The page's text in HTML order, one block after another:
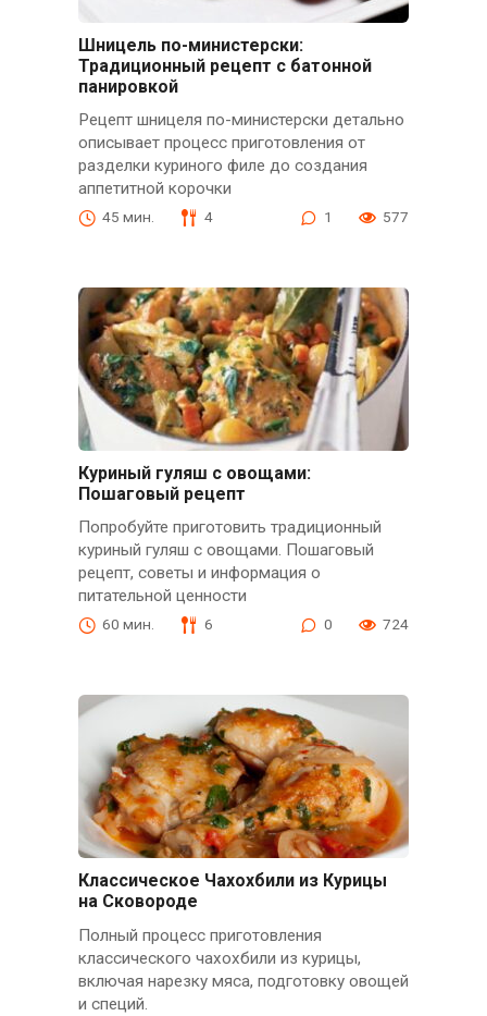
Шницель по-министерски:
Традиционный рецепт с батонной
панировкой
Рецепт шницеля по-министерски детально
описывает процесс приготовления от
разделки куриного филе до создания
аппетитной корочки
45 мин. 4 1 577
Куриный гуляш с овощами:
Пошаговый рецепт
Попробуйте приготовить традиционный
куриный гуляш с овощами. Пошаговый
рецепт, советы и информация о
питательной ценности
60 мин. 6 0 724
Классическое Чахохбили из Курицы
на Сковороде
Полный процесс приготовления
классического чахохбили из курицы,
включая нарезку мяса, подготовку овощей
и специй.